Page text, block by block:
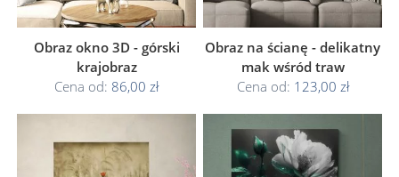
Obraz okno 3D - górski
krajobraz
Cena od: 86,00 zł
Obraz na ścianę - delikatny
mak wśród traw
Cena od: 123,00 zł